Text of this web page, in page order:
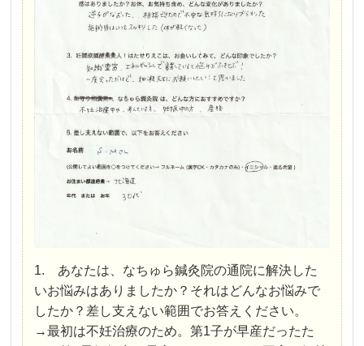
1. あなたは、なちゅら鍼灸院の通院に解決した
いお悩みはありましたか？それはどんなお悩みで
したか？差し支えない範囲でお答えください。
→最初は不妊治療のため。第1子が早産だったた